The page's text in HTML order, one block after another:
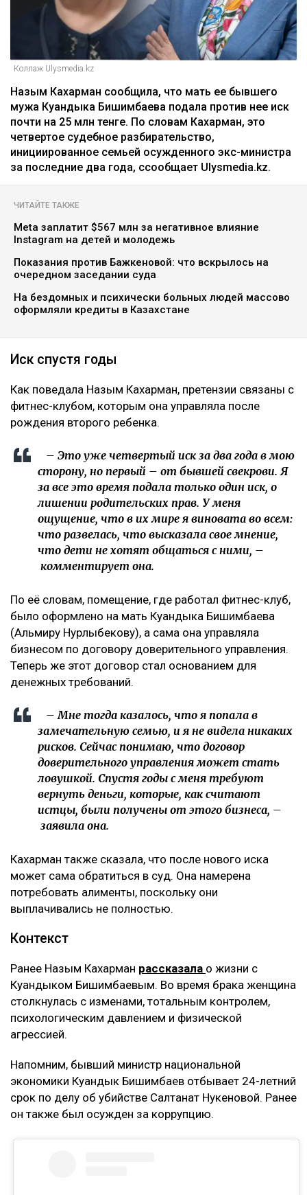
Коллаж Ulysmedia.kz
Назым Кахарман сообщила, что мать ее бывшего
мужа Куандыка Бишимбаева подала против нее иск
почти на 25 млн тенге. По словам Кахарман, это
четвертое судебное разбирательство,
инициированное семьей осужденного экс-министра
за последние два года, ссообщает Ulysmedia.kz.
ЧИТАЙТЕ ТАКЖЕ
Meta заплатит $567 млн за негативное влияние
Instagram на детей и молодежь
Показания против Бажкеновой: что вскрылось на
очередном заседании суда
На бездомных и психически больных людей массово
оформляли кредиты в Казахстане
Иск спустя годы
Как поведала Назым Кахарман, претензии связаны с
фитнес-клубом, которым она управляла после
рождения второго ребенка.
– Это уже четвертый иск за два года в мою
сторону, но первый – от бывшей свекрови. Я
за все это время подала только один иск, о
лишении родительских прав. У меня
ощущение, что в их мире я виновата во всем:
что развелась, что высказала свое мнение,
что дети не хотят общаться с ними, –
комментирует она.
По её словам, помещение, где работал фитнес-клуб,
было оформлено на мать Куандыка Бишимбаева
(Альмиру Нурлыбекову), а сама она управляла
бизнесом по договору доверительного управления.
Теперь же этот договор стал основанием для
денежных требований.
– Мне тогда казалось, что я попала в
замечательную семью, и я не видела никаких
рисков. Сейчас понимаю, что договор
доверительного управления может стать
ловушкой. Спустя годы с меня требуют
вернуть деньги, которые, как считают
истцы, были получены от этого бизнеса, –
заявила она.
Кахарман также сказала, что после нового иска
может сама обратиться в суд. Она намерена
потребовать алименты, поскольку они
выплачивались не полностью.
Контекст
Ранее Назым Кахарман рассказала о жизни с
Куандыком Бишимбаевым. Во время брака женщина
столкнулась с изменами, тотальным контролем,
психологическим давлением и физической
агрессией.
Напомним, бывший министр национальной
экономики Куандык Бишимбаев отбывает 24-летний
срок по делу об убийстве Салтанат Нукеновой. Ранее
он также был осужден за коррупцию.